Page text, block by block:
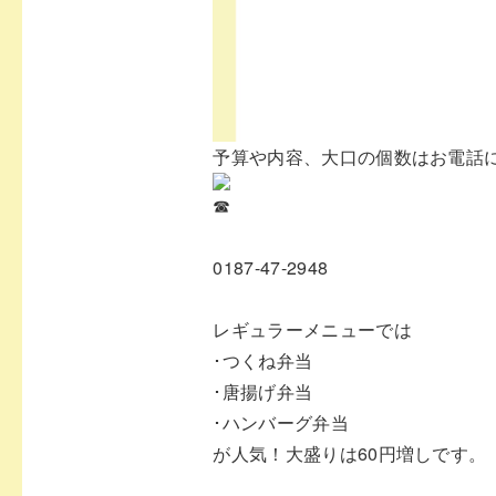
予算や内容、大口の個数はお電話
⁡0187-47-2948⁡
⁡レギュラーメニューでは⁡
⁡･つくね弁当⁡
⁡･唐揚げ弁当⁡
⁡･ハンバーグ弁当⁡
⁡が人気！大盛りは60円増しです。⁡